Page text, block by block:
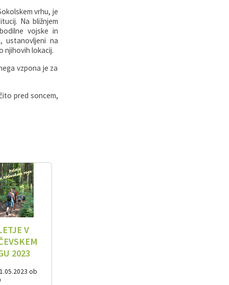
vrhu, je
Na bližnjem
vojske in
ustanovljeni na
njihovih lokacij.
vzpona je za
pred soncem,
V
2023
ob